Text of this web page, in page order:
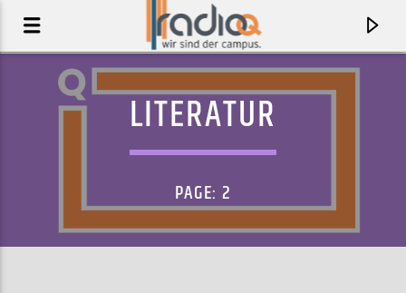
LITERATUR
PAGE: 2